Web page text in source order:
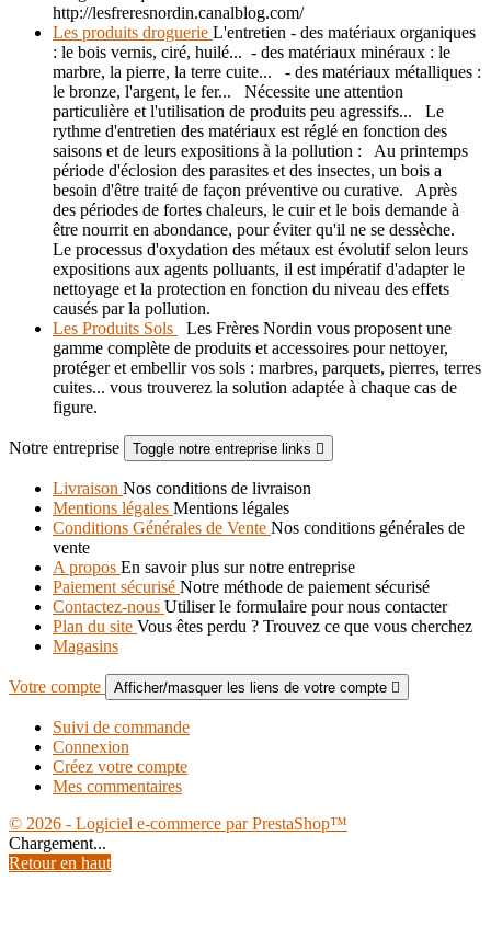
http://lesfreresnordin.canalblog.com/
Les produits droguerie L'entretien - des matériaux organiques
: le bois vernis, ciré, huilé... - des matériaux minéraux : le
marbre, la pierre, la terre cuite... - des matériaux métalliques :
le bronze, l'argent, le fer... Nécessite une attention
particulière et l'utilisation de produits peu agressifs... Le
rythme d'entretien des matériaux est réglé en fonction des
saisons et de leurs expositions à la pollution : Au printemps
période d'éclosion des parasites et des insectes, un bois a
besoin d'être traité de façon préventive ou curative. Après
des périodes de fortes chaleurs, le cuir et le bois demande à
être nourrit en abondance, pour éviter qu'il ne se dessèche.
Le processus d'oxydation des métaux est évolutif selon leurs
expositions aux agents polluants, il est impératif d'adapter le
nettoyage et la protection en fonction du niveau des effets
causés par la pollution.
Les Produits Sols
Les Frères Nordin vous proposent une
gamme complète de produits et accessoires pour nettoyer,
protéger et embellir vos sols : marbres, parquets, pierres, terres
cuites... vous trouverez la solution adaptée à chaque cas de
figure.
Notre entreprise Toggle notre entreprise links 
Livraison Nos conditions de livraison
Mentions légales Mentions légales
Conditions Générales de Vente Nos conditions générales de
vente
A propos En savoir plus sur notre entreprise
Paiement sécurisé Notre méthode de paiement sécurisé
Contactez-nous Utiliser le formulaire pour nous contacter
Plan du site Vous êtes perdu ? Trouvez ce que vous cherchez
Magasins
Votre compte Afficher/masquer les liens de votre compte 
Suivi de commande
Connexion
Créez votre compte
Mes commentaires
© 2026 - Logiciel e-commerce par PrestaShop™
Chargement...
Retour en haut